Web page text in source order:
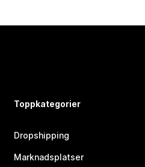
Toppkategorier
Dropshipping
Marknadsplatser